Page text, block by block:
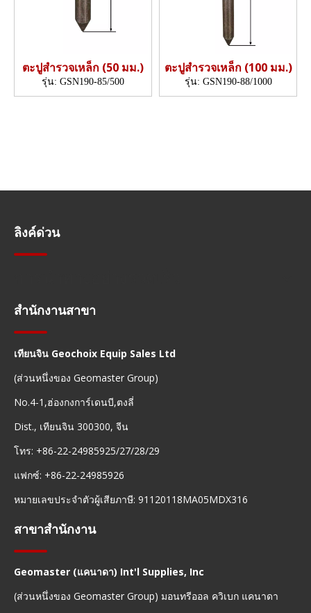
ตะปูสำรวจเหล็ก (50 มม.)
รุ่น: GSN190-85/500
ตะปูสำรวจเหล็ก (100 มม.)
รุ่น: GSN190-88/1000
ลิงค์ด่วน
สำนักงานสาขา
เทียนจิน Geochoix Equip Sales Ltd
(ส่วนหนึ่งของ Geomaster Group)
No.4-1,ฮ่องกงการ์เดนบี,ตงลี่
Dist., เทียนจิน 300300, จีน
โทร: +86-22-24985925/27/28/29
แฟกซ์: +86-22-24985926
หมายเลขประจำตัวผู้เสียภาษี: 91120118MA05MDX316
สาขาสำนักงาน
Geomaster (แคนาดา) Int'l Supplies, Inc
(ส่วนหนึ่งของ Geomaster Group) มอนทรีออล ควิเบก แคนาดา